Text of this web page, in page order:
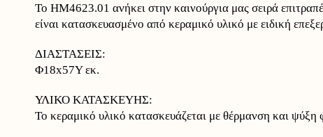
Το HM4623.01 ανήκει στην καινούργια μας σειρά
είναι κατασκευασμένο από κεραμικό υλικό με ειδική
ΔΙΑΣΤΑΣΕΙΣ:
Φ18x57Y εκ.
ΥΛΙΚΟ ΚΑΤΑΣΚΕΥΗΣ:
Το κεραμικό υλικό κατασκευάζεται με θέρμανση και ψύξη